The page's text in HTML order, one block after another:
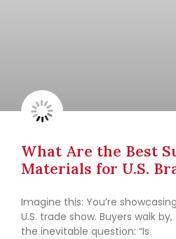
What Are the Best
Materials for U.S.
Imagine this: You’re
U.S. trade show. Buyers walk
the inevitable question: “Is